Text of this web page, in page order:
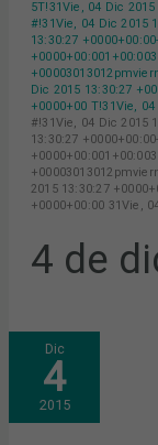
5T!31Vie, 04 Dic
#!31Vie, 04 Dic 2015
13:30:27
Dic 2015 13:30:27
+0000+00 T!31Vie,
#!31Vie, 04 Dic 2015
13:30:27
2015 13:30:27
+0000+00:00 31Vie,
4 de
Dic
4
2015
LOS
MODELOS
DE
NEGOCIO
CAMBIAN:
PRESENTACIÓN
DEL